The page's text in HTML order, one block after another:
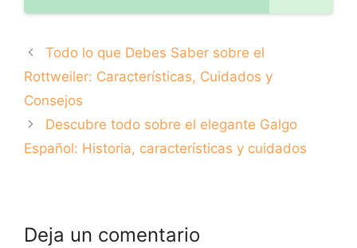
Todo lo que Debes Saber sobre el
Rottweiler: Características, Cuidados y
Consejos
Descubre todo sobre el elegante Galgo
Español: Historia, características y cuidados
Deja un comentario